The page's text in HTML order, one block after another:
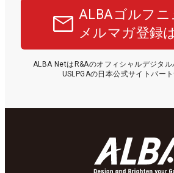
ALBAゴルフニ
メルマガ登録
ALBA NetはR&Aのオフィシャルデジタ
USLPGAの日本公式サイトパート